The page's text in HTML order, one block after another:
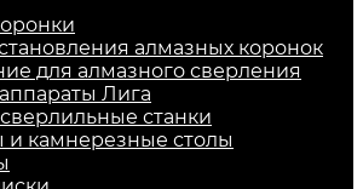
алмазных коронок
для алмазного сверления
Лига
станки
и камнерезные столы